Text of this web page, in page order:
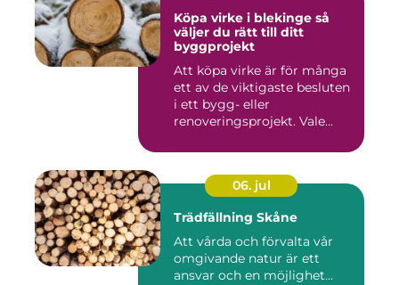
Köpa virke i blekinge så
väljer du rätt till ditt
byggprojekt
Att köpa virke är för många
ett av de viktigaste besluten
i ett bygg- eller
renoveringsprojekt. Vale...
06. jul
Trädfällning Skåne
Att vårda och förvalta vår
omgivande natur är ett
ansvar och en möjlighet...